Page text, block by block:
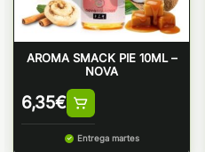
AROMA SMACK PIE 10ML –
NOVA
6,35€
Entrega martes